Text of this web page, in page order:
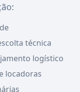
técnica
logístico
locadoras